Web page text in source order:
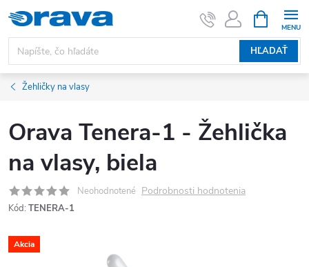
Prejsť na obsah
HĽADAŤ
Žehličky na vlasy
Orava Tenera-1 - Žehlička
na vlasy, biela
Neohodnotené Podrobnosti hodnotenia
Kód: TENERA-1
Akcia